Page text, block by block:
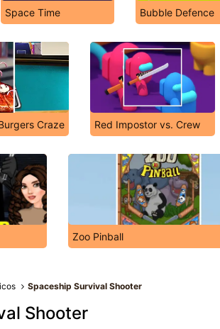
Space Time Bubble Defence
Craze Red Impostor vs. Crew
Zoo Pinball
Spaceship Survival Shooter
Shooter